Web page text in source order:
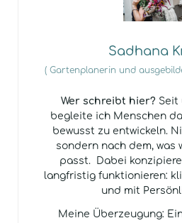
Sadhana
(Gartenplanerin und
Wer schreibt hier? Seit
begleite ich Menschen
bewusst zu entwickeln.
sondern nach dem, was
passt. Dabei
langfristig funktionieren:
und mit
Meine Überzeugung: